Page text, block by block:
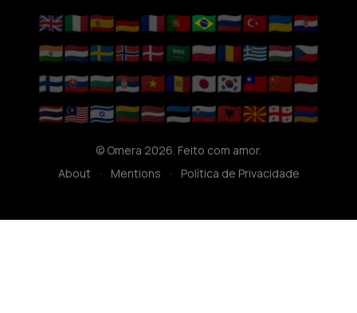
🇬🇧🇮🇹🇪🇸🇩🇪🇫🇷🇵🇹🇧🇷🇷🇺🇹🇷🇺🇦🇭🇷
🇮🇳🇳🇱🇸🇪🇳🇴🇩🇰🇸🇦🇵🇱🇷🇴🇬🇷🇭🇺🇨🇿
🇫🇮🇸🇰🇧🇬🇷🇸🇻🇳🇦🇩🇯🇵🇰🇷🇹🇼🇨🇳🇮🇩
🇹🇭🇲🇾🇮🇱🇱🇹🇱🇻🇪🇪🇸🇮🇦🇱🇲🇰🇬🇪🇦🇲
© Omera 2026. Feito com amor.
About
· Mentions · Política de Privacidade